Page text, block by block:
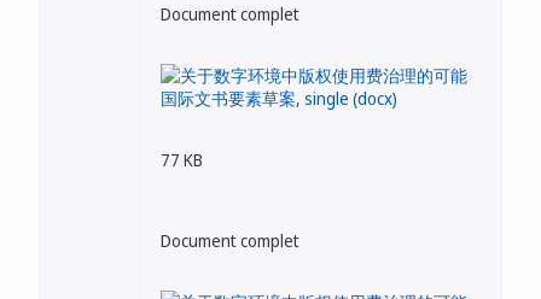
Document complet
77 KB
Document complet